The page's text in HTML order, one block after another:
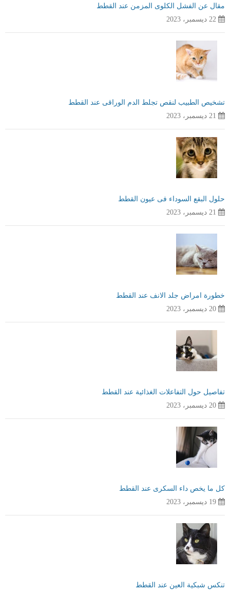
مقال عن الفشل الكلوى المزمن عند القطط
22 ديسمبر، 2023
تشخيص الطبيب لنقص تجلط الدم الوراقى عند القطط
21 ديسمبر، 2023
حلول البقع السوداء فى عيون القطط
21 ديسمبر، 2023
خطورة امراض جلد الانف عند القطط
20 ديسمبر، 2023
تفاصيل حول التفاعلات الغذائية عند القطط
20 ديسمبر، 2023
كل ما يخص داء السكرى عند القطط
19 ديسمبر، 2023
تنكس شبكية العين عند القطط